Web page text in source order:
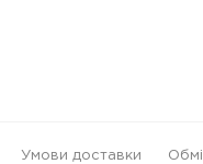
Умови доставки